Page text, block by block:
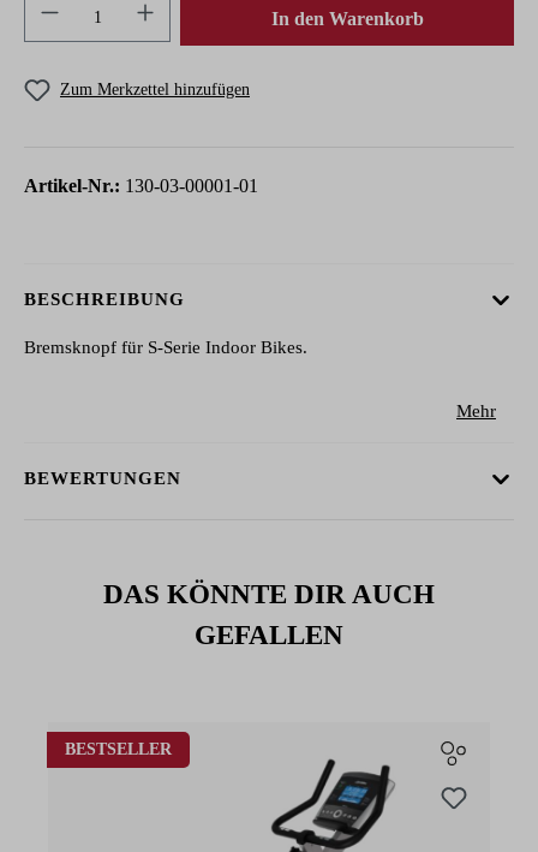
Produkt Anzahl: Gib den gewünschten Wert
In den Warenkorb
Zum Merkzettel hinzufügen
Artikel-Nr.: 130-03-00001-01
BESCHREIBUNG
Bremsknopf für S-Serie Indoor Bikes.
Mehr
BEWERTUNGEN
DAS KÖNNTE DIR AUCH
GEFALLEN
Produktgalerie überspringen
BESTSELLER